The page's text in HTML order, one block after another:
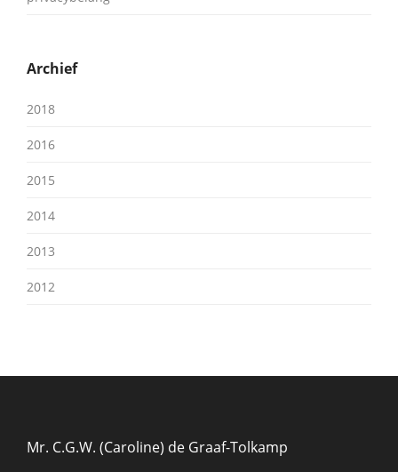
Archief
2018
2016
2015
2014
2013
2012
Mr. C.G.W. (Caroline) de Graaf-Tolkamp